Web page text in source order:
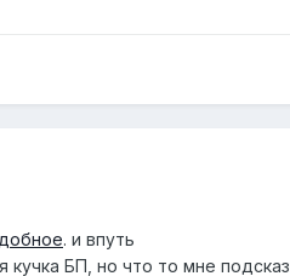
. и впуть
кучка БП, но что то мне